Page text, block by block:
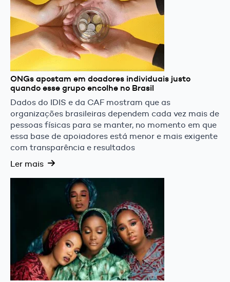
ONGs apostam em doadores individuais justo
quando esse grupo encolhe no Brasil
Dados do IDIS e da CAF mostram que as
organizações brasileiras dependem cada vez mais de
pessoas físicas para se manter, no momento em que
essa base de apoiadores está menor e mais exigente
com transparência e resultados
Ler mais